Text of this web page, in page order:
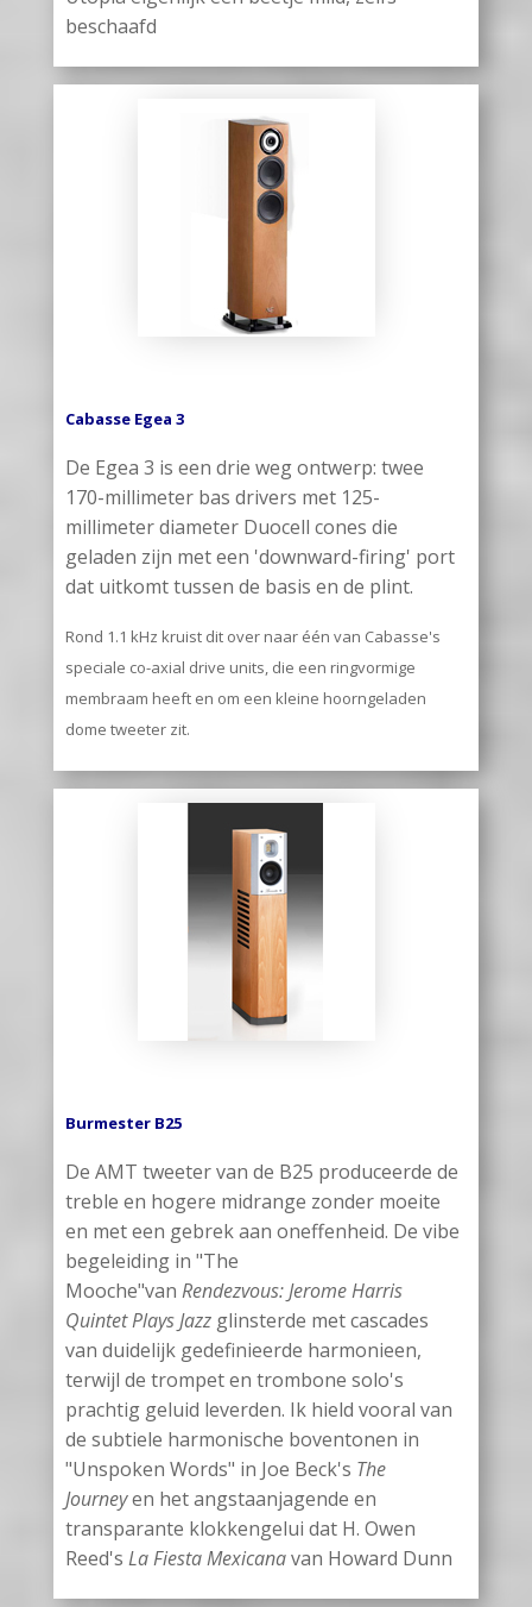
beschaafd
Cabasse Egea 3
De Egea 3 is een drie weg ontwerp: twee
170-millimeter bas drivers met 125-
millimeter diameter Duocell cones die
geladen zijn met een 'downward-firing' port
dat uitkomt tussen de basis en de plint.
Rond 1.1 kHz kruist dit over naar één van Cabasse's
speciale co-axial drive units, die een ringvormige
membraam heeft en om een kleine hoorngeladen
dome tweeter zit.
Burmester B25
De AMT tweeter van de B25 produceerde de
treble en hogere midrange zonder moeite
en met een gebrek aan oneffenheid. De vibe
begeleiding in "The
Mooche"van Rendezvous: Jerome Harris
Quintet Plays Jazz glinsterde met cascades
van duidelijk gedefinieerde harmonieen,
terwijl de trompet en trombone solo's
prachtig geluid leverden. Ik hield vooral van
de subtiele harmonische boventonen in
"Unspoken Words" in Joe Beck's The
Journeyen het angstaanjagende en
transparante klokkengelui dat H. Owen
Reed's La Fiesta Mexicanavan Howard Dunn